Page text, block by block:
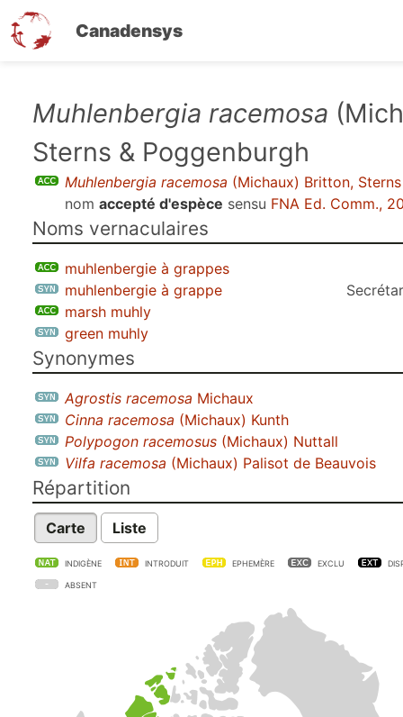
Canadensys
contenu
Muhlenbergia racemosa
Sterns & Poggenburgh
Muhlenbergia racemosa (Michaux) Britton,
nom accepté d'espèce sensu FNA Ed. Comm.,
Noms vernaculaires
muhlenbergie à grappes
muhlenbergie à grappe
marsh muhly
green muhly
Synonymes
Agrostis racemosa Michaux
Cinna racemosa (Michaux) Kunth
Polypogon racemosus (Michaux) Nuttall
Vilfa racemosa (Michaux) Palisot de Beauvois
Répartition
Carte Liste
INDIGÈNE INTRODUIT EPHEMÈRE EXCLU
ABSENT